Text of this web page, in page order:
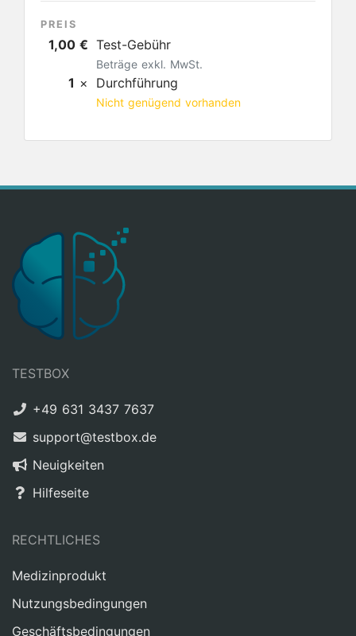
PREIS
1,00 € Test-Gebühr
Beträge exkl. MwSt.
1 × Durchführung
Nicht genügend vorhanden
TESTBOX
+49 631 3437 7637
support@testbox.de
Neuigkeiten
Hilfeseite
RECHTLICHES
Medizinprodukt
Nutzungsbedingungen
Geschäftsbedingungen